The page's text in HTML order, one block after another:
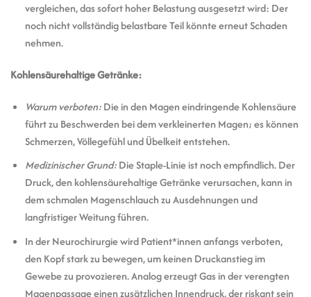
vergleichen, das sofort hoher Belastung ausgesetzt wird: Der
noch nicht vollständig belastbare Teil könnte erneut Schaden
nehmen.
Kohlensäurehaltige Getränke:
Warum verboten:Die in den Magen eindringende Kohlensäure
führt zu Beschwerden bei dem verkleinerten Magen; es können
Schmerzen, Völlegefühl und Übelkeit entstehen.
Medizinischer Grund:Die Staple-Linie ist noch empfindlich. Der
Druck, den kohlensäurehaltige Getränke verursachen, kann in
dem schmalen Magenschlauch zu Ausdehnungen und
langfristiger Weitung führen.
In der Neurochirurgie wird Patient*innen anfangs verboten,
den Kopf stark zu bewegen, um keinen Druckanstieg im
Gewebe zu provozieren. Analog erzeugt Gas in der verengten
Magenpassage einen zusätzlichen Innendruck, der riskant sein